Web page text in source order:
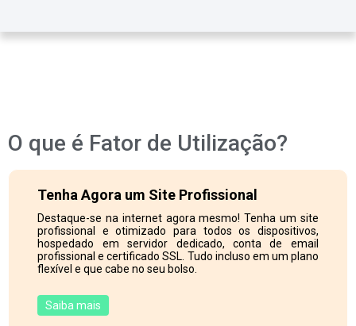
O que é Fator de Utilização?
Tenha Agora um Site Profissional
Destaque-se na internet agora mesmo! Tenha um site
profissional e otimizado para todos os dispositivos,
hospedado em servidor dedicado, conta de email
profissional e certificado SSL. Tudo incluso em um plano
flexível e que cabe no seu bolso.
Saiba mais